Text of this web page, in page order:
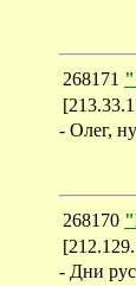
268171
- Олег,
268170
- Дни